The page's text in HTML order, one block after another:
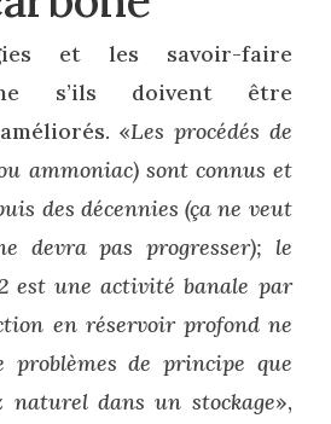
et les savoir-faire
s’ils doivent être
«Les procédés de
ammoniac) sont connus et
des décennies (ça ne veut
devra pas progresser); le
est une activité banale par
en réservoir profond ne
problèmes de principe que
naturel dans un stockage»,